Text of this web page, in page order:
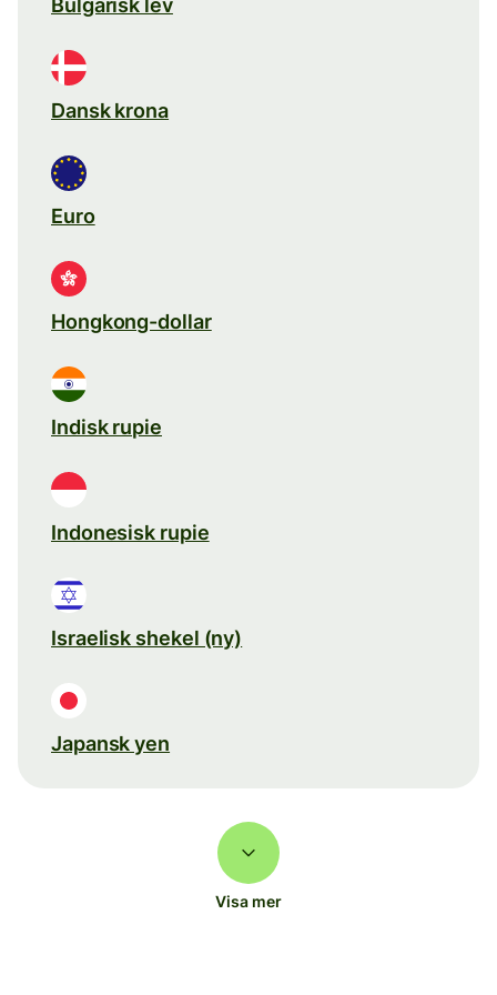
Bulgarisk lev
Dansk krona
Euro
Hongkong-dollar
Indisk rupie
Indonesisk rupie
Israelisk shekel (ny)
Japansk yen
Visa mer